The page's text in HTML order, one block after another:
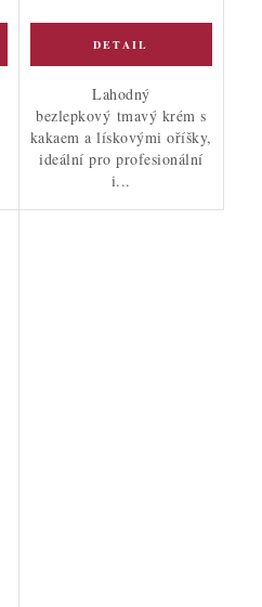
Lahodný
bezlepkový tmavý krém s
kakaem a lískovými oříšky,
ideální pro profesionální
i...